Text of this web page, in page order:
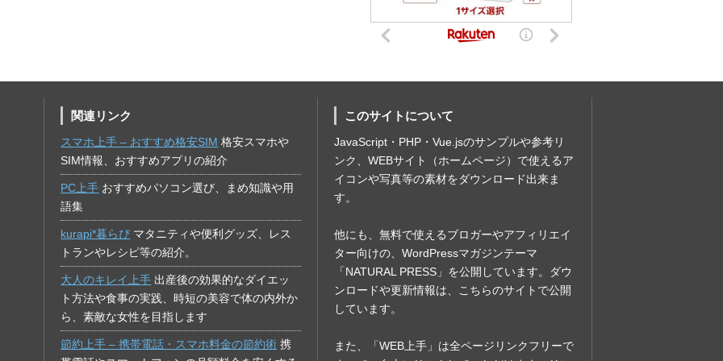
関連リンク
スマホ上手 – おすすめ格安SIM 格安スマホや
SIM情報、おすすめアプリの紹介
PC上手 おすすめパソコン選び、まめ知識や用
語集
kurapi*暮らぴマタニティや便利グッズ、レス
トランやレシピ等の紹介。
大人のキレイ上手 出産後の効果的なダイエッ
ト方法や食事の実践、時短の美容で体の内外か
ら、素敵な女性を目指します
節約上手 – 携帯電話・スマホ料金の節約術 携
このサイトについて
JavaScript・PHP・Vue.jsのサンプルや参考リ
ンク、WEBサイト（ホームページ）で使えるア
イコンや写真等の素材をダウンロード出来ま
す。
他にも、無料で使えるブロガーやアフィリエイ
ター向けの、WordPressマガジンテーマ
「NATURAL PRESS」を公開しています。ダウ
ンロードや更新情報は、こちらのサイトで公開
しています。
また、「WEB上手」は全ページリンクフリーで